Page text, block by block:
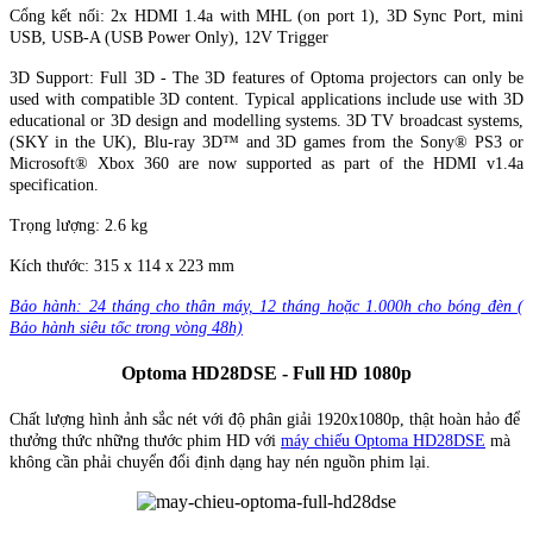
Cổng kết nối: 2x HDMI 1.4a with MHL (on port 1), 3D Sync Port, mini
USB, USB-A (USB Power Only), 12V Trigger
3D Support: Full 3D - The 3D features of Optoma projectors can only be
used with compatible 3D content. Typical applications include use with 3D
educational or 3D design and modelling systems. 3D TV broadcast systems,
(SKY in the UK), Blu-ray 3D™ and 3D games from the Sony® PS3 or
Microsoft® Xbox 360 are now supported as part of the HDMI v1.4a
specification.
Trọng lượng: 2.6 kg
Kích thước: 315 x 114 x 223 mm
Bảo hành: 24 tháng cho thân máy, 12 tháng hoặc 1.000h cho bóng đèn (
Bảo hành siêu tốc trong vòng 48h)
Optoma HD28DSE - Full HD 1080p
Chất lượng hình ảnh sắc nét với độ phân giải 1920x1080p, thật hoàn hảo để
thưởng thức những thước phim HD với máy chiếu Optoma HD28DSE mà
không cần phải chuyển đổi định dạng hay nén nguồn phim lại.